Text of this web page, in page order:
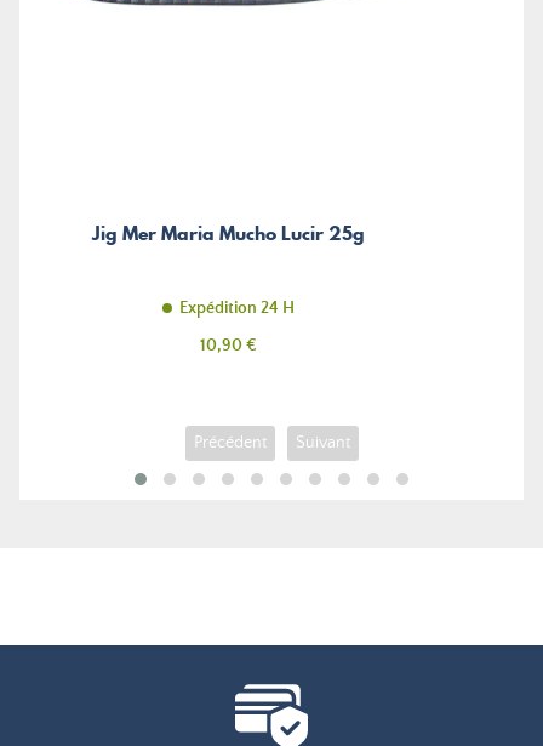
Jig Mer Maria Mucho Lucir 25g
Expédition 24 H
Prix
10,90 €
Précédent Suivant